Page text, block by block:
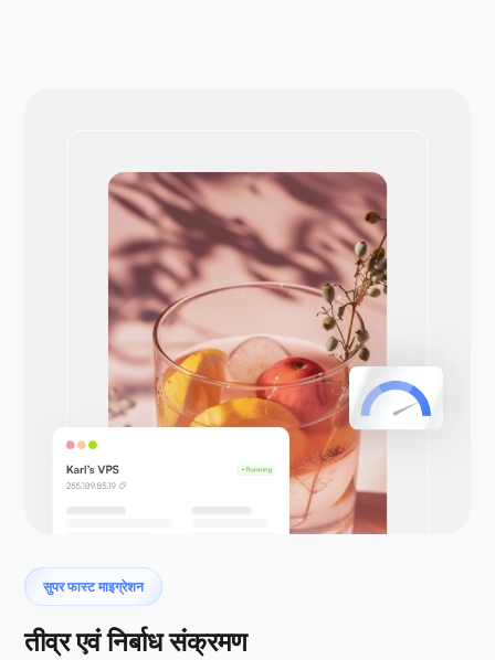
सुपर फास्ट माइग्रेशन
तीव्र एवं निर्बाध संक्रमण